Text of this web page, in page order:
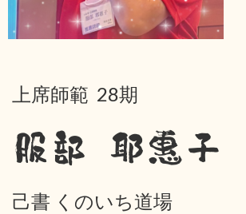
上席師範 28期
服部 耶惠子
己書 くのいち道場